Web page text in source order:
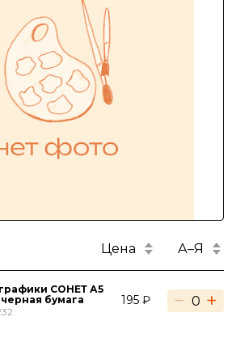
Цена А–Я
СОНЕТ А5
черная бумага
195 ₽ − +